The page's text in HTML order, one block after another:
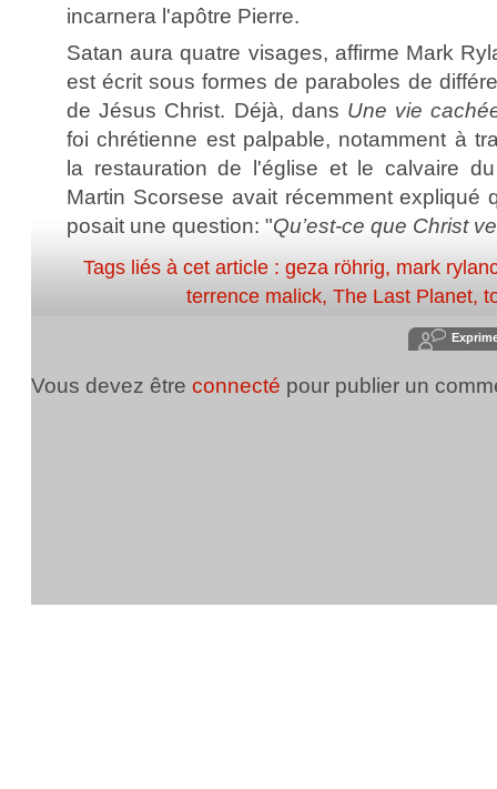
incarnera l'apôtre Pierre.
Satan aura quatre visages, affirme Mark
est écrit sous formes de paraboles de
de Jésus Christ. Déjà, dans Une vie
foi chrétienne est palpable, notamment à
la restauration de l'église et le calvaire
Martin Scorsese avait récemment expliqué
posait une question: "Qu’est-ce que Christ
Tags liés à cet article : geza röhrig, mark
terrence malick, The Last Planet,
Vous devez être connecté pour publier un